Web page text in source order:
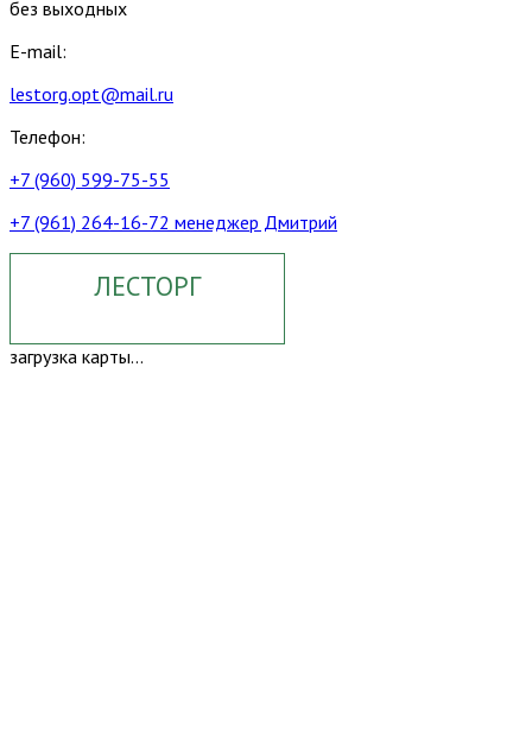
без выходных
E-mail:
lestorg.opt@mail.ru
Телефон:
+7 (960) 599-75-55
+7 (961) 264-16-72 менеджер Дмитрий
ЛЕСТОРГ
загрузка карты...